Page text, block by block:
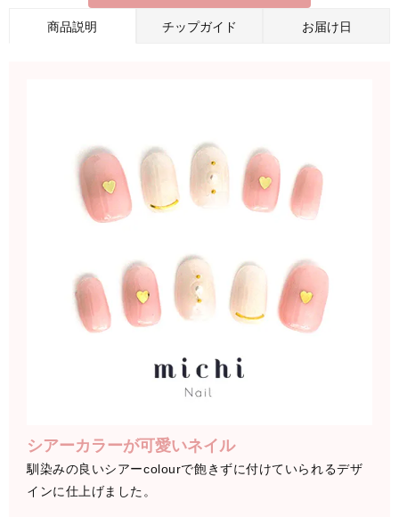
商品説明 チップガイド お届け日
シアーカラーが可愛いネイル
馴染みの良いシアーcolourで飽きずに付けていられるデザ
インに仕上げました。